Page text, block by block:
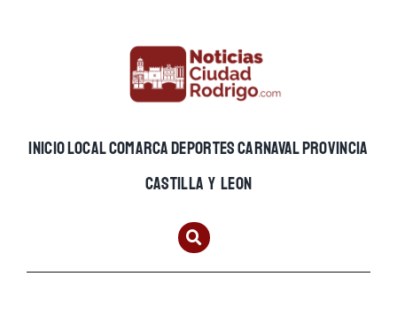
INICIOLOCALCOMARCADEPORTESCARNAVALPROVINCIA
CASTILLA Y LEON